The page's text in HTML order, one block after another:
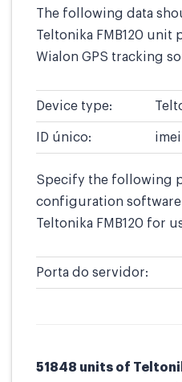
The following data
Teltonika FMB120
Wialon GPS tracking
Device type:
ID único: imei
Specify the following
configuration
Teltonika FMB120 for
Porta do servidor:
51848 units of